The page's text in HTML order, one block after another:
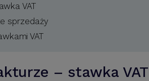
VAT
sprzedaży
VAT
– stawka VAT